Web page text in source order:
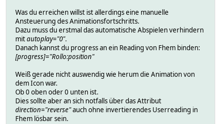
Was du erreichen willst ist allerdings eine manuelle
Ansteuerung des Animationsfortschritts.
Dazu muss du erstmal das automatische Abspielen verhindern
mitautoplay="0".
Danach kannst du progress an ein Reading von Fhem binden:
[progress]="Rollo:position"
Weiß gerade nicht auswendig wie herum die Animation von
dem Icon war.
Ob 0 oben oder 0 unten ist.
Dies sollte aber an sich notfalls über das Attribut
direction="reverse"auch ohne invertierendes Userreading in
Fhem lösbar sein.